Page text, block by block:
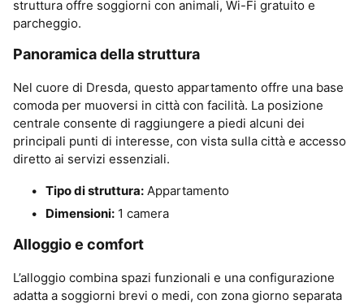
struttura offre soggiorni con animali, Wi-Fi gratuito e
parcheggio.
Panoramica della struttura
Nel cuore di Dresda, questo appartamento offre una base
comoda per muoversi in città con facilità. La posizione
centrale consente di raggiungere a piedi alcuni dei
principali punti di interesse, con vista sulla città e accesso
diretto ai servizi essenziali.
Tipo di struttura: Appartamento
Dimensioni: 1 camera
Alloggio e comfort
L’alloggio combina spazi funzionali e una configurazione
adatta a soggiorni brevi o medi, con zona giorno separata